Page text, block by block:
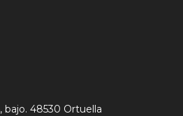
bajo. 48530 Ortuella